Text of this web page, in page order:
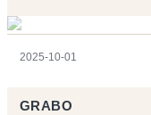
2025-10-01
GRABO